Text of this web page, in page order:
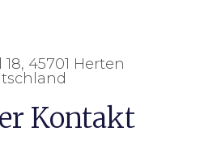
45701 Herten
Kontakt